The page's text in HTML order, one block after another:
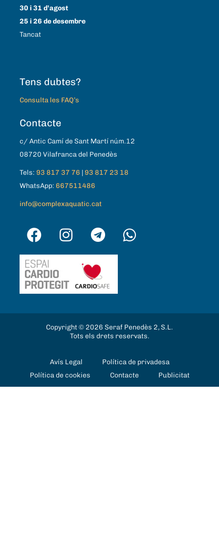
30 i 31 d’agost
25 i 26 de desembre
Tancat
Tens dubtes?
Consulta les FAQ’s
Contacte
c/ Antic Camí de Sant Martí núm.12
08720 Vilafranca del Penedès
Tels: 93 817 37 76 | 93 817 23 18
WhatsApp: 667511486
info@complexaquatic.cat
Copyright © 2026 Seraf Penedès 2, S.L.
Tots els drets reservats.
Avís Legal
Política de privadesa
Política de cookies
Contacte Publicitat